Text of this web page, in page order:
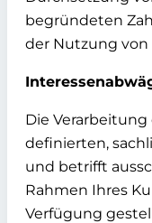
begründeten
der Nutzung
Die
definierten,
und betrifft
Rahmen Ihres
Verfügung